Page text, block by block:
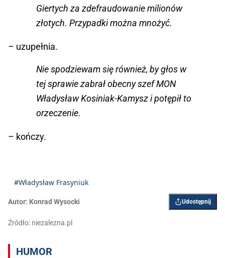
Giertych za zdefraudowanie milionów
złotych. Przypadki można mnożyć.
– uzupełnia.
Nie spodziewam się również, by głos w
tej sprawie zabrał obecny szef MON
Władysław Kosiniak-Kamysz i potępił to
orzeczenie.
– kończy.
#Władysław Frasyniuk
Autor: Konrad Wysocki Udostępnij
Źródło: niezalezna.pl
HUMOR